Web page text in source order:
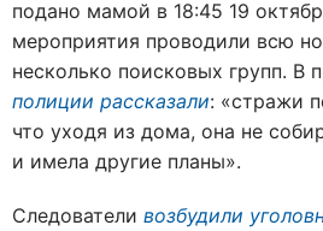
подано мамой в 18:45 19
мероприятия проводили всю
несколько поисковых групп. В
полиции рассказали: «стражи
что уходя из дома, она не
и имела другие планы».
Следователи возбудили